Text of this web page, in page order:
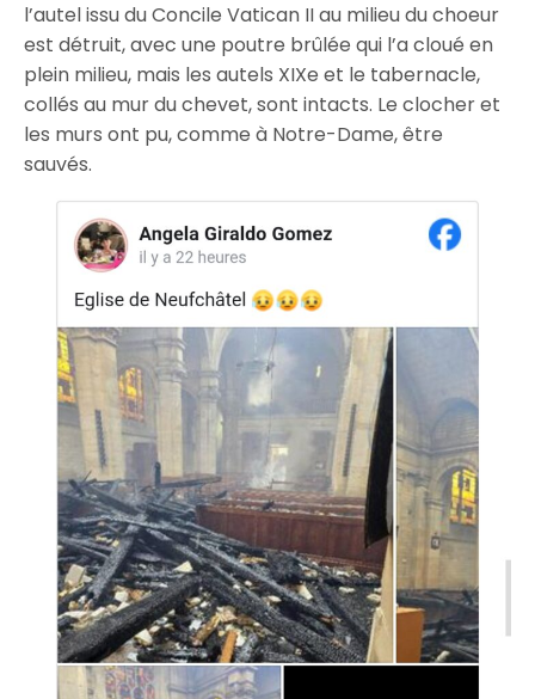
l’autel issu du Concile Vatican II au milieu du choeur
est détruit, avec une poutre brûlée qui l’a cloué en
plein milieu, mais les autels XIXe et le tabernacle,
collés au mur du chevet, sont intacts. Le clocher et
les murs ont pu, comme à Notre-Dame, être
sauvés.